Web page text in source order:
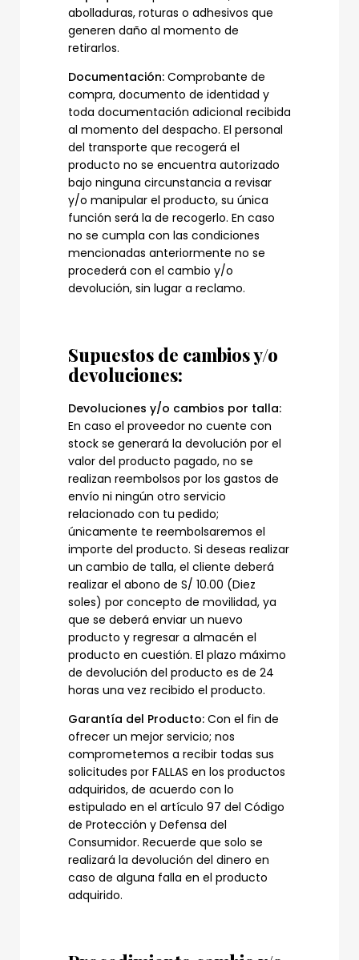
abolladuras, roturas o adhesivos que
generen daño al momento de
retirarlos.
Documentación: Comprobante de
compra, documento de identidad y
toda documentación adicional recibida
al momento del despacho. El personal
del transporte que recogerá el
producto no se encuentra autorizado
bajo ninguna circunstancia a revisar
y/o manipular el producto, su única
función será la de recogerlo. En caso
no se cumpla con las condiciones
mencionadas anteriormente no se
procederá con el cambio y/o
devolución, sin lugar a reclamo.
Supuestos de cambios y/o
devoluciones:
Devoluciones y/o cambios por talla:
En caso el proveedor no cuente con
stock se generará la devolución por el
valor del producto pagado, no se
realizan reembolsos por los gastos de
envío ni ningún otro servicio
relacionado con tu pedido;
únicamente te reembolsaremos el
importe del producto. Si deseas realizar
un cambio de talla, el cliente deberá
realizar el abono de S/ 10.00 (Diez
soles) por concepto de movilidad, ya
que se deberá enviar un nuevo
producto y regresar a almacén el
producto en cuestión. El plazo máximo
de devolución del producto es de 24
horas una vez recibido el producto.
Garantía del Producto: Con el fin de
ofrecer un mejor servicio; nos
comprometemos a recibir todas sus
solicitudes por FALLAS en los productos
adquiridos, de acuerdo con lo
estipulado en el artículo 97 del Código
de Protección y Defensa del
Consumidor. Recuerde que solo se
realizará la devolución del dinero en
caso de alguna falla en el producto
adquirido.